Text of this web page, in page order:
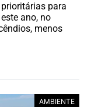
para
ano, no
menos
AMBIENTE